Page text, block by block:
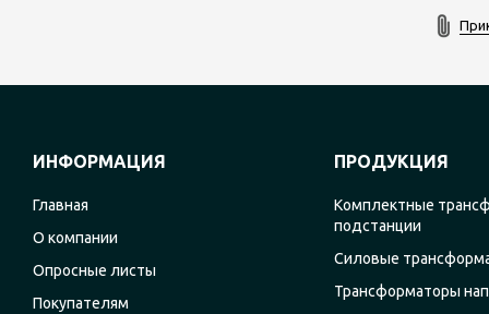
ИНФОРМАЦИЯ
Главная
О компании
Опросные листы
Покупателям
ПРОДУКЦИЯ
Комплектные
подстанции
Силовые
Трансформаторы